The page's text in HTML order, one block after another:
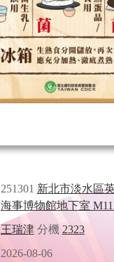
251301 新北市淡水區
海事博物館地下室
王瑞津分機 2323
2026-08-06